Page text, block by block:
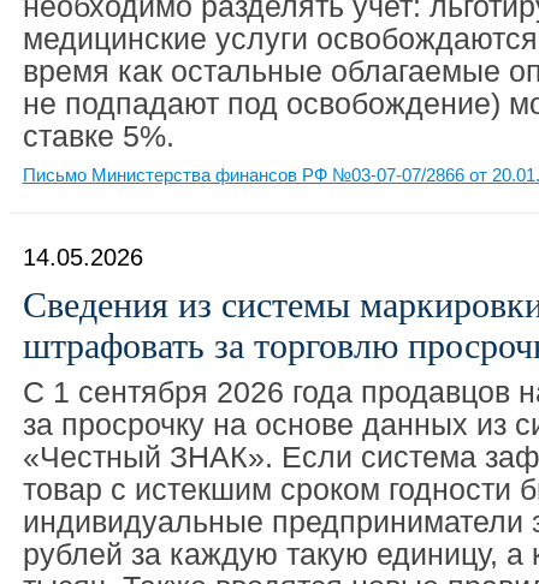
медицинские услуги
время как остальные облагаемые
не подпадают под освобождение)
ставке 5%.
Письмо Министерства финансов РФ №03-07-07/2866 от
14.05.2026
Сведения из системы
штрафовать за торговлю
С 1 сентября 2026 года продавцов
за просрочку на основе данных из
«Честный ЗНАК». Если система
товар с истекшим сроком годности
индивидуальные предприниматели
рублей за каждую такую единицу,